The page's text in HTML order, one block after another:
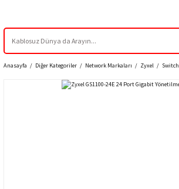
Anasayfa Diğer Kategoriler Network Markaları Zyxel Switch